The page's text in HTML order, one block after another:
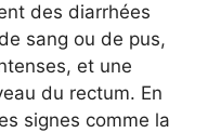
des diarrhées
sang ou de pus,
et une
du rectum. En
signes comme la